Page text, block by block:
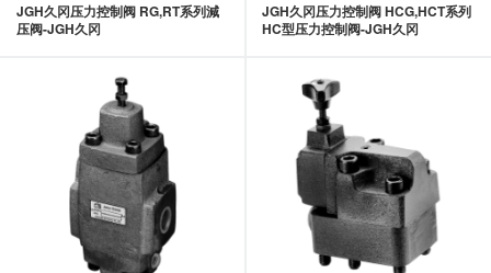
JGH久冈压力控制阀 RG,RT系列減
压阀-JGH久冈
JGH久冈压力控制阀 HCG,HCT系列
HC型压力控制阀-JGH久冈